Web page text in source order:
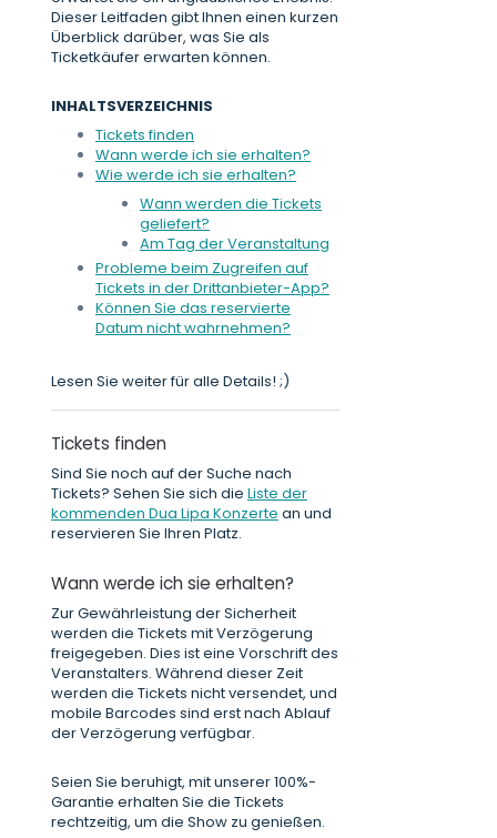
Dieser Leitfaden gibt Ihnen einen kurzen
Überblick darüber, was Sie als
Ticketkäufer erwarten können.
INHALTSVERZEICHNIS
Tickets finden
Wann werde ich sie erhalten?
Wie werde ich sie erhalten?
Wann werden die Tickets
geliefert?
Am Tag der Veranstaltung
Probleme beim Zugreifen auf
Tickets in der Drittanbieter-App?
Können Sie das reservierte
Datum nicht wahrnehmen?
Lesen Sie weiter für alle Details! ;)
Tickets finden
Sind Sie noch auf der Suche nach
Tickets? Sehen Sie sich die Liste der
kommenden Dua Lipa Konzerte an und
reservieren Sie Ihren Platz.
Wann werde ich sie erhalten?
Zur Gewährleistung der Sicherheit
werden die Tickets mit Verzögerung
freigegeben. Dies ist eine Vorschrift des
Veranstalters. Während dieser Zeit
werden die Tickets nicht versendet, und
mobile Barcodes sind erst nach Ablauf
der Verzögerung verfügbar.
Seien Sie beruhigt, mit unserer 100%-
Garantie erhalten Sie die Tickets
rechtzeitig, um die Show zu genießen.